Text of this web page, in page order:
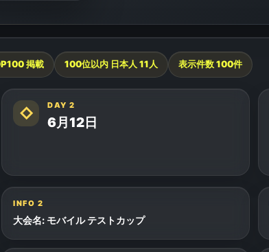
掲載 100位以内 日本人 11 人 表示件数100件
◇ DAY 2
6月12日
INFO 2
大会名: モバイル テストカップ